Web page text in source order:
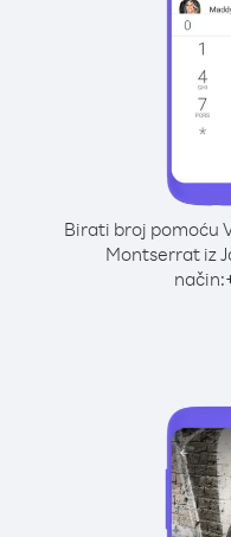
Birati broj pomoću
Montserrat iz
način: